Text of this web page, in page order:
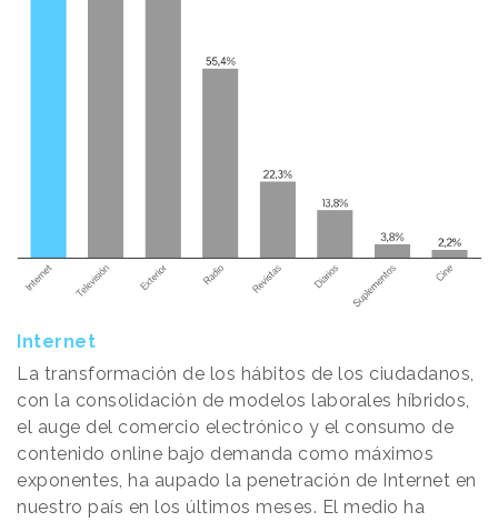
Internet
La transformación de los hábitos de los ciudadanos,
con la consolidación de modelos laborales híbridos,
el auge del comercio electrónico y el consumo de
contenido online bajo demanda como máximos
exponentes, ha aupado la penetración de Internet en
nuestro país en los últimos meses. El medio ha